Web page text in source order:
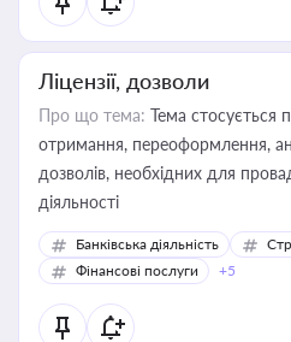
Ліцензії, дозволи
Про що тема: Тема стосується
отримання, переоформлення,
дозволів, необхідних для
діяльності
Банківська діяльність
Фінансові послуги
+5